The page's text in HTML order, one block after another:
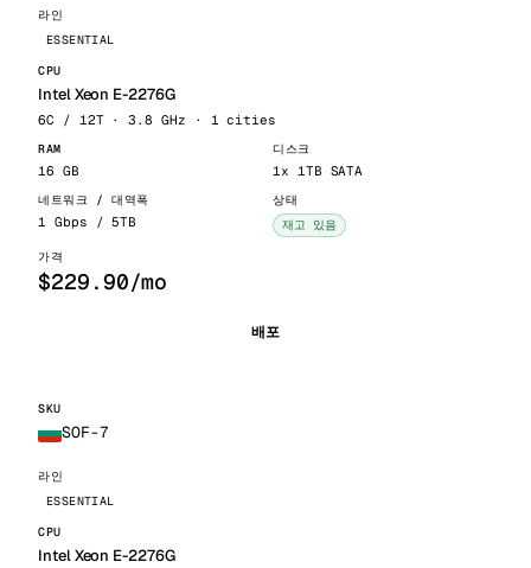
ESSENTIAL
Intel Xeon E-2276G
6C / 12T · 3.8 GHz · 1 cities
16 GB 1x 1TB SATA
1 Gbps / 5TB 재고 있음
$229.90/mo
배포
SOF-7
ESSENTIAL
Intel Xeon E-2276G